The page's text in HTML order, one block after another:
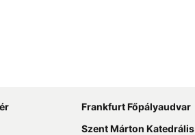
Frankfurt Főpályaudvar
Szent Márton Katedrális